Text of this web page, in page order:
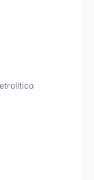
eletrolítico